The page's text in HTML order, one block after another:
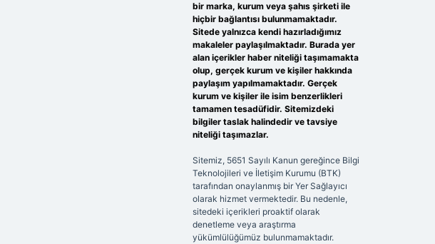
bir marka, kurum veya şahıs şirketi ile
hiçbir bağlantısı bulunmamaktadır.
Sitede yalnızca kendi hazırladığımız
makaleler paylaşılmaktadır. Burada yer
alan içerikler haber niteliği taşımamakta
olup, gerçek kurum ve kişiler hakkında
paylaşım yapılmamaktadır. Gerçek
kurum ve kişiler ile isim benzerlikleri
tamamen tesadüfidir. Sitemizdeki
bilgiler taslak halindedir ve tavsiye
niteliği taşımazlar.
Sitemiz, 5651 Sayılı Kanun gereğince Bilgi
Teknolojileri ve İletişim Kurumu (BTK)
tarafından onaylanmış bir Yer Sağlayıcı
olarak hizmet vermektedir. Bu nedenle,
sitedeki içerikleri proaktif olarak
denetleme veya araştırma
yükümlülüğümüz bulunmamaktadır.